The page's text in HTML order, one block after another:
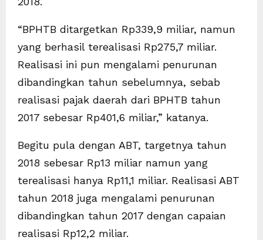
“BPHTB ditargetkan Rp339,9 miliar, namun
yang berhasil terealisasi Rp275,7 miliar.
Realisasi ini pun mengalami penurunan
dibandingkan tahun sebelumnya, sebab
realisasi pajak daerah dari BPHTB tahun
2017 sebesar Rp401,6 miliar,” katanya.
Begitu pula dengan ABT, targetnya tahun
2018 sebesar Rp13 miliar namun yang
terealisasi hanya Rp11,1 miliar. Realisasi ABT
tahun 2018 juga mengalami penurunan
dibandingkan tahun 2017 dengan capaian
realisasi Rp12,2 miliar.